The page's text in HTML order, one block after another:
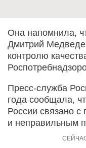
Она напомнила,
Дмитрий
контролю
Пресс-служба
года сообщала,
России связано
и неправильным